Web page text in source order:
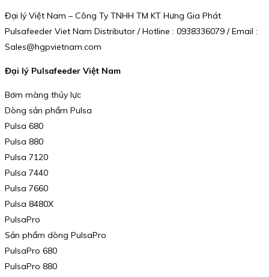
Đại lý Việt Nam – Công Ty TNHH TM KT Hưng Gia Phát
Pulsafeeder Viet Nam Distributor / Hotline : 0938336079 / Email :
Sales@hgpvietnam.com
Đại lý Pulsafeeder Việt Nam
Bơm màng thủy lực
Dòng sản phẩm Pulsa
Pulsa 680
Pulsa 880
Pulsa 7120
Pulsa 7440
Pulsa 7660
Pulsa 8480X
PulsaPro
Sản phẩm dòng PulsaPro
PulsaPro 680
PulsaPro 880